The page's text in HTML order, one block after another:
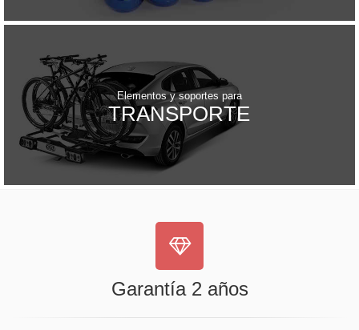
Elementos y soportes para
TRANSPORTE
Garantía 2 años